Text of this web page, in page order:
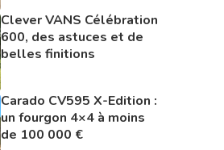
Clever VANS Célébration
600, des astuces et de
belles finitions
Carado CV595 X-Edition :
un fourgon 4×4 à moins
de 100 000 €